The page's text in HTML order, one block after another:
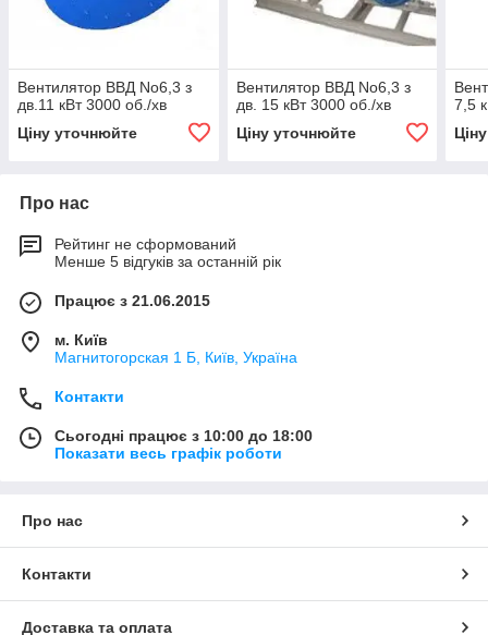
Вентилятор ВВД No6,3 з
дв.11 кВт 3000 об./хв
Ціну уточнюйте
Вентилятор ВВД No6,3 з
дв. 15 кВт 3000 об./хв
Ціну уточнюйте
7,5
Про нас
Рейтинг не сформований
Менше 5 відгуків за останній рік
Працює з 21.06.2015
м. Київ
Магнитогорская 1 Б, Київ, Україна
Контакти
Сьогодні працює з 10:00 до 18:00
Показати весь графік роботи
Про нас
Контакти
Доставка та оплата